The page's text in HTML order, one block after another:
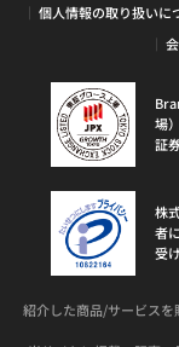
個人情報の取り扱いに
場
証
株
者
受
紹介した商品/サービス